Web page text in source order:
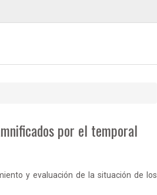
por el temporal
y evaluación de la situación de los